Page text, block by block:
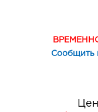
Сообщить